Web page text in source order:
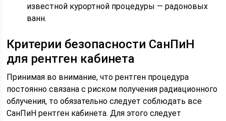
известной курортной процедуры — радоновых
ванн.
Критерии безопасности СанПиН
для рентген кабинета
Принимая во внимание, что рентген процедура
постоянно связана с риском получения радиационного
облучения, то обязательно следует соблюдать все
СанПиН рентген кабинета. Для этого следует